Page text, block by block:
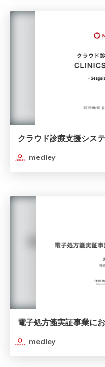
クラウド診療支援シス
medley
medley